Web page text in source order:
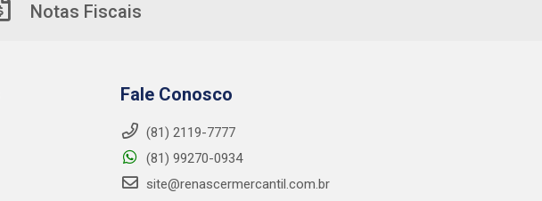
Notas Fiscais
Fale Conosco
(81) 2119-7777
(81) 99270-0934
site@renascermercantil.com.br